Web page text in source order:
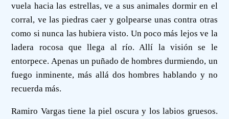
vuela hacia las estrellas, ve a sus animales dormir en el
corral, ve las piedras caer y golpearse unas contra otras
como si nunca las hubiera visto. Un poco más lejos ve la
ladera rocosa que llega al río. Allí la visión se le
entorpece. Apenas un puñado de hombres durmiendo, un
fuego inminente, más allá dos hombres hablando y no
recuerda más.
Ramiro Vargas tiene la piel oscura y los labios gruesos.